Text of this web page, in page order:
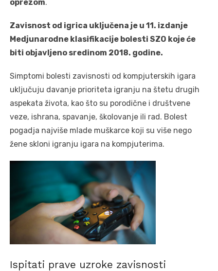
oprezom.
Zavisnost od igrica uključena je u 11. izdanje
Medjunarodne klasifikacije bolesti SZO koje će
biti objavljeno sredinom 2018. godine.
Simptomi bolesti zavisnosti od kompjuterskih igara
uključuju davanje prioriteta igranju na štetu drugih
aspekata života, kao što su porodične i društvene
veze, ishrana, spavanje, školovanje ili rad. Bolest
pogadja najviše mlade muškarce koji su više nego
žene skloni igranju igara na kompjuterima.
Ispitati prave uzroke zavisnosti